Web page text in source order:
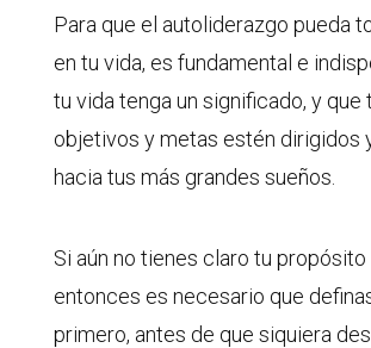
Para que el autoliderazgo pueda
en tu vida, es fundamental e
tu vida tenga un significado, y que
objetivos y metas estén dirigidos
hacia tus más grandes sueños.
Si aún no tienes claro tu propósito
entonces es necesario que
primero, antes de que siquiera